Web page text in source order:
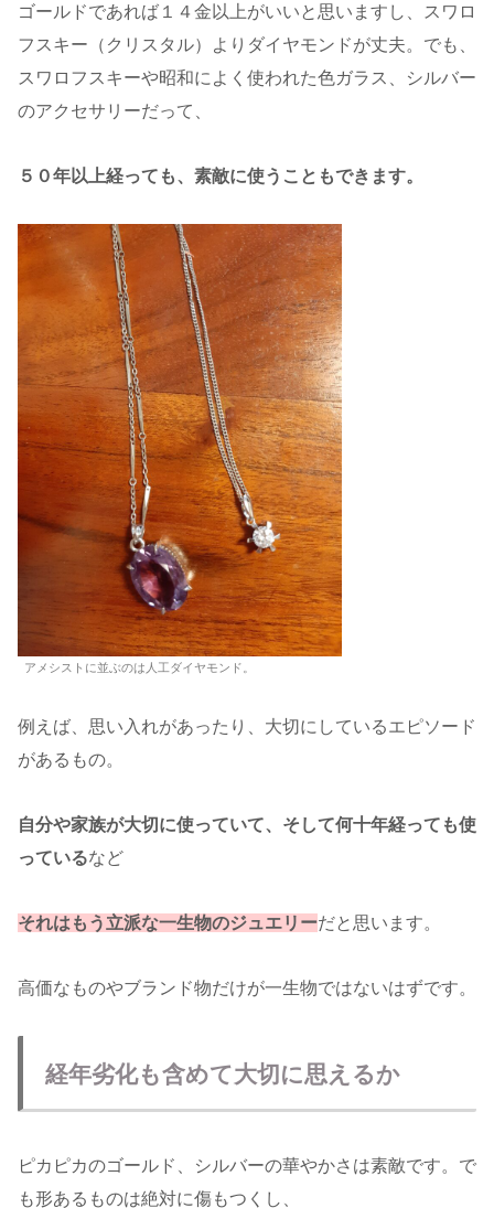
ゴールドであれば１４金以上がいいと思いますし、スワロ
フスキー（クリスタル）よりダイヤモンドが丈夫。でも、
スワロフスキーや昭和によく使われた色ガラス、シルバー
のアクセサリーだって、
５０年以上経っても、素敵に使うこともできます。
アメシストに並ぶのは人工ダイヤモンド。
例えば、思い入れがあったり、大切にしているエピソード
があるもの。
自分や家族が大切に使っていて、そして何十年経っても使
っているなど
それはもう立派な一生物のジュエリーだと思います。
高価なものやブランド物だけが一生物ではないはずです。
経年劣化も含めて大切に思えるか
ピカピカのゴールド、シルバーの華やかさは素敵です。で
も形あるものは絶対に傷もつくし、